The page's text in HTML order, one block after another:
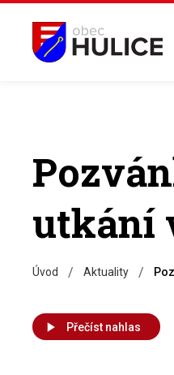
utkání
Úvod / Aktuality /
Přečíst nahlas